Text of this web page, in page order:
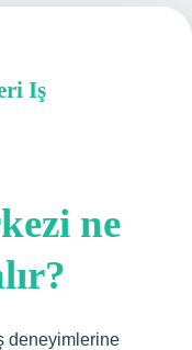
Iş
ne
deneyimlerine